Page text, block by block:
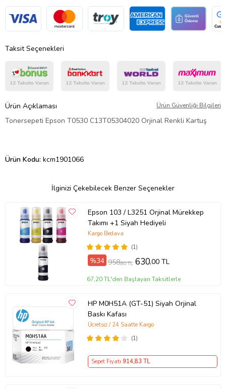
Taksit Seçenekleri
Ürün Açıklaması Ürün Güvenliği Bilgileri
Tonersepeti Epson T0530 C13T05304020 Orjinal Renkli Kartuş
Ürün Kodu: kcm1901066
İlginizi Çekebilecek Benzer Seçenekler
Epson 103 / L3251 Orjinal Mürekkep
Takımı +1 Siyah Hediyeli
(1)
Kargo Bedava
%34 958,80 TL 630,00 TL
67,20 TL'den Başlayan Taksitlerle
HP M0H51A (GT-51) Siyah Orjinal
Baskı Kafası
(1)
Ücretsiz / 24 Saatte Kargo
Sepet Fiyatı 914,83 TL